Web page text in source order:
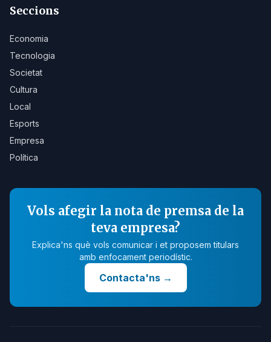
Seccions
Economia
Tecnologia
Societat
Cultura
Local
Esports
Empresa
Política
Vols afegir la nota de premsa de la
teva empresa?
Explica'ns què vols comunicar i et proposem titulars
amb enfocament periodístic.
Contacta'ns→